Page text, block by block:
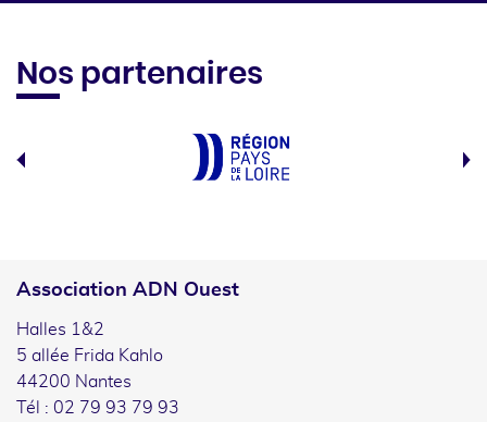
Nos partenaires
Association ADN Ouest
Halles 1&2
5 allée Frida Kahlo
44200 Nantes
Tél : 02 79 93 79 93